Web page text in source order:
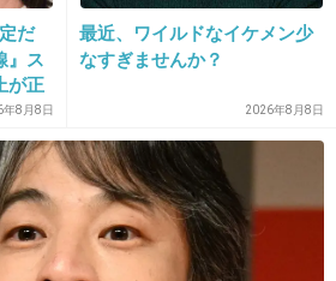
稼いでるから好きにしたら
+693
だ
』ス
が正
年8月8日
最近、ワイルドなイケメン少
なすぎませんか？
2026年8月8日